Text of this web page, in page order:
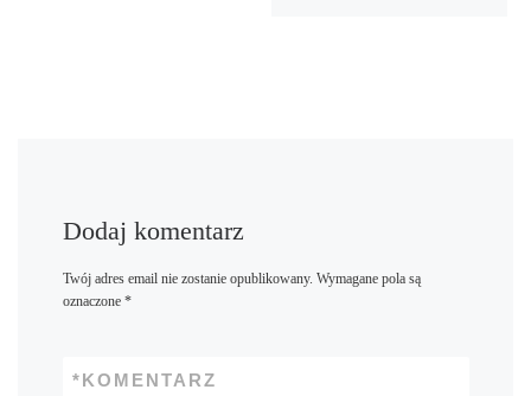
Dodaj komentarz
Twój adres email nie zostanie opublikowany. Wymagane pola są
oznaczone *
KOMENTARZ
*